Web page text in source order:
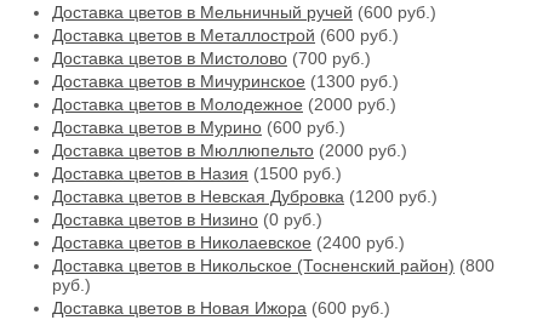
Доставка цветов в Мельничный ручей (600 руб.)
Доставка цветов в Металлострой (600 руб.)
Доставка цветов в Мистолово (700 руб.)
Доставка цветов в Мичуринское (1300 руб.)
Доставка цветов в Молодежное (2000 руб.)
Доставка цветов в Мурино (600 руб.)
Доставка цветов в Мюллюпельто (2000 руб.)
Доставка цветов в Назия (1500 руб.)
Доставка цветов в Невская Дубровка (1200 руб.)
Доставка цветов в Низино (0 руб.)
Доставка цветов в Николаевское (2400 руб.)
Доставка цветов в Никольское (Тосненский район) (800
руб.)
Доставка цветов в Новая Ижора (600 руб.)